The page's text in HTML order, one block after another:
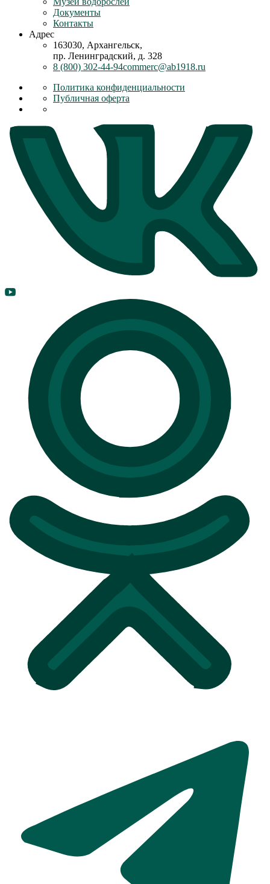
Документы
Контакты
Адрес
163030, Архангельск,
пр. Ленинградский, д. 328
8 (800) 302-44-94commerc@ab1918.ru
Политика конфиденциальности
Публичная оферта